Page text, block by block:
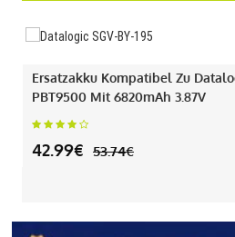
Ersatzakku Kompatibel Zu
PBT9500 Mit 6820mAh 3.87V
42.99€ 53.74€